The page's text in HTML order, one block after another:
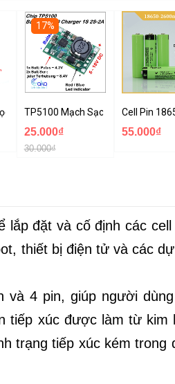
giữ pin
nguồn hộp pin lithium, pin sắt lifepo4
17%
TP5100 Mạch Sạc Pin Lithium 2A
25.000₫
30.000₫
Cell Pin
55.000₫
lắp đặt và cố định các cell
thiết bị điện tử và các
và 4 pin, giúp người
tiếp xúc được làm từ kim
trạng tiếp xúc kém trong